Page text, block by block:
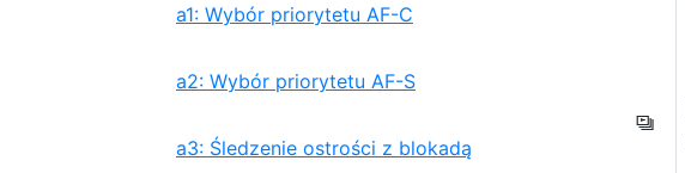
a1: Wybór priorytetu AF-C
a2: Wybór priorytetu AF-S
a3: Śledzenie ostrości z blokadą
O